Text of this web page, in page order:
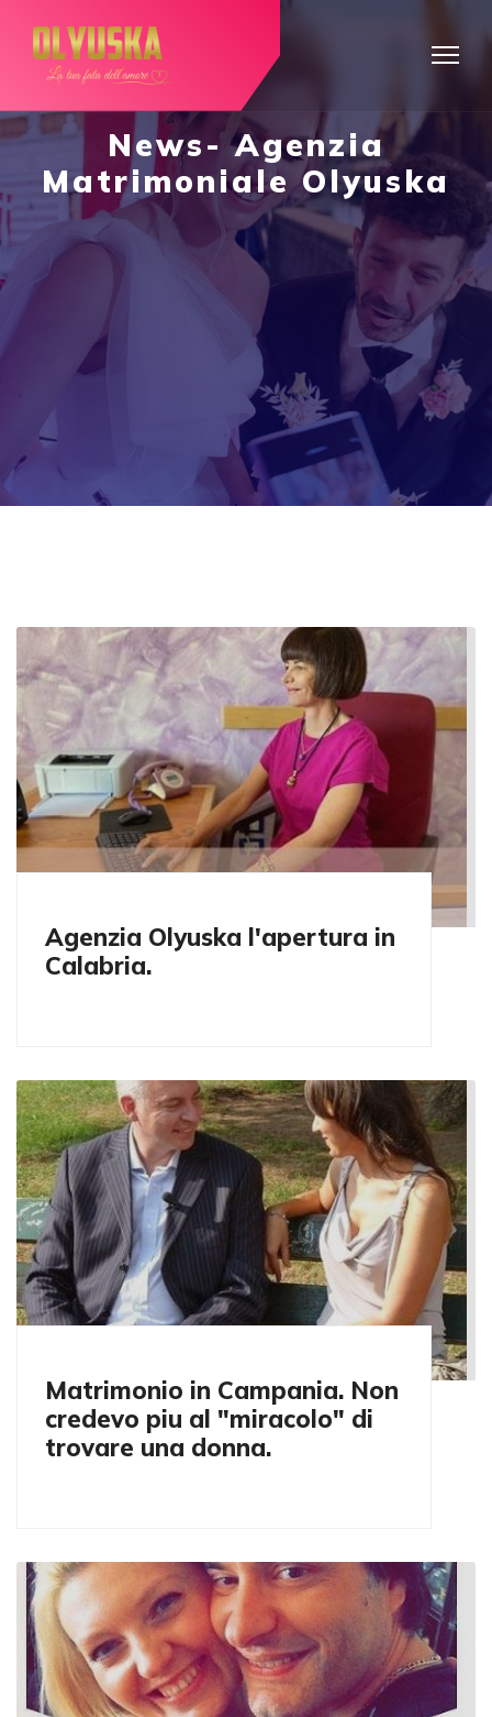
News- Agenzia
Matrimoniale Olyuska
Agenzia Olyuska l'apertura in
Calabria.
Matrimonio in Campania. Non
credevo piu al "miracolo" di
trovare una donna.